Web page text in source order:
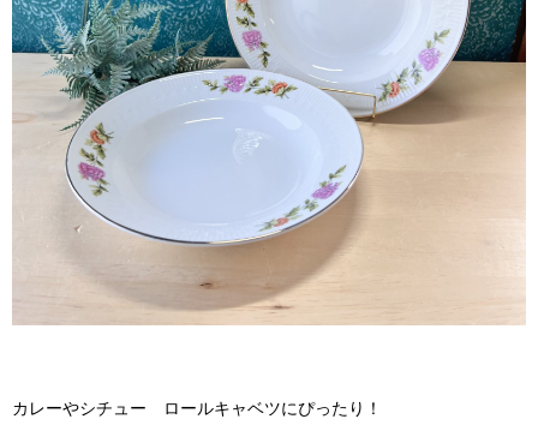
カレーやシチュー ロールキャベツにぴったり！